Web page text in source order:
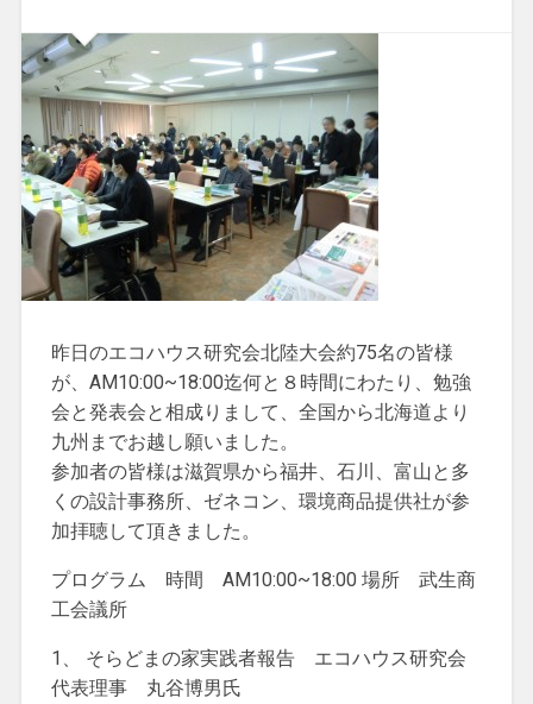
昨日のエコハウス研究会北陸大会約75名の皆様
が、AM10:00~18:00迄何と８時間にわたり、勉強
会と発表会と相成りまして、全国から北海道より
九州までお越し願いました。
参加者の皆様は滋賀県から福井、石川、富山と多
くの設計事務所、ゼネコン、環境商品提供社が参
加拝聴して頂きました。
プログラム 時間 AM10:00~18:00 場所 武生商
工会議所
1、 そらどまの家実践者報告 エコハウス研究会
代表理事 丸谷博男氏